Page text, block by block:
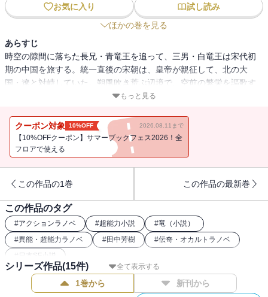
お気に入り
試し読み
ほかの巻を見る
あらすじ
時空の隙間に落ちた長兄・青竜王を追って、三男・白竜王は宋代初
期の中国を旅する。統一直後の宋朝は、皇帝が親征して、北の大
国・遼と対峙していた。朔風吹き荒ぶ辺境で、空前の繁栄を謳歌す
る都で、竜堂兄弟は邪神と相まみえる。人智を超えた激闘の行方
もっと見る
クーポン対象 10%OFF 2026.08.11まで
【10%OFFクーポン】サマーブックフェス2026！全
フロアで使える
この作品の1巻 この作品の最新巻
この作品のタグ
#アクションラノベ #超能力小説 #竜（小説）
#異能・超能力ラノベ #田中芳樹 #伝奇・オカルトラノベ
# 日本SF小説
全て表示する
シリーズ作品(15件)
1巻から 新刊から